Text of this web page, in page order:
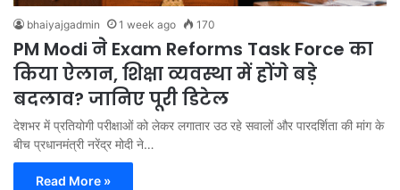
bhaiyajgadmin 1 week ago 170
PM Modi ने Exam Reforms Task Force का
किया ऐलान, शिक्षा व्यवस्था में होंगे बड़े
बदलाव? जानिए पूरी डिटेल
देशभर में प्रतियोगी परीक्षाओं को लेकर लगातार उठ रहे सवालों और पारदर्शिता की मांग के
बीच प्रधानमंत्री नरेंद्र मोदी ने…
Read More »